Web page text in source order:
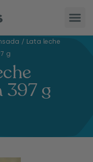
/ Lata leche
g
397 g